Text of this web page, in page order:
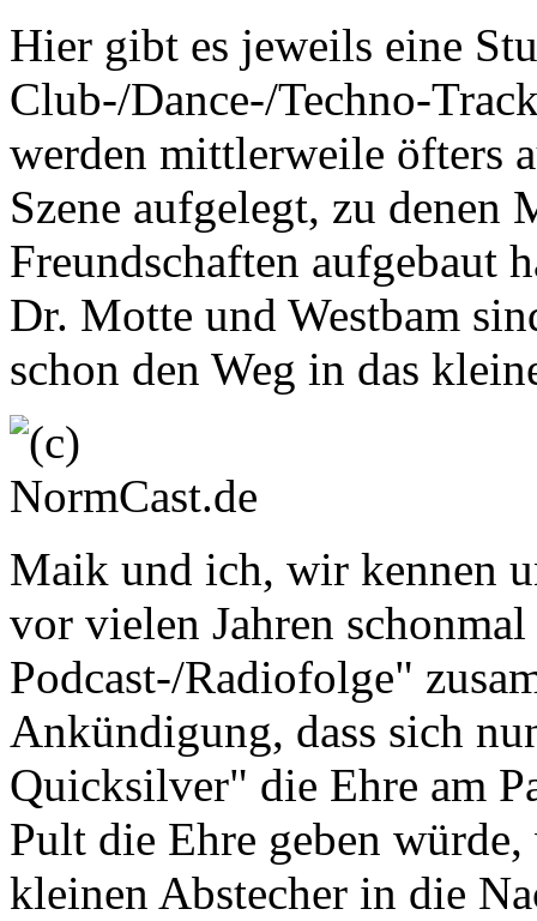
Hier gibt es jeweils eine
Club-/Dance-/Techno-
werden mittlerweile öfters
Szene aufgelegt, zu denen
Freundschaften aufgebaut
Dr. Motte und Westbam
schon den Weg in das
Maik und ich, wir kennen
vor vielen Jahren
Podcast-/Radiofolge"
Ankündigung, dass sich
Quicksilver" die Ehre am
Pult die Ehre geben
kleinen Abstecher in die